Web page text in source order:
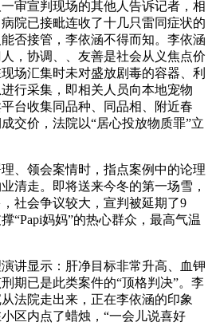
审宣判现场的其他人告诉记者，相
院已接毗连收了十几只雷同症状的
否接管，李依涵不得而知。李依涵
，协调、、友善是社会从义焦点价
场汇集时未对盛放剧毒的容器、利
行采集，即相关人员向本地宠物
台收集同品种、同品相、附近春
交价，法院以“居心投放物质罪”立
领会案情时，指点案例中的论理
清走。即将送来今冬的第一场雪，
社会争议较大，宣判被延期了9
“Papi妈妈”的热心群众，最高气温
显示：肝净目标非常升高、血钾
期已是此类案件的“顶格判决”。李
法院走出来，正在李依涵的印象
区内点了蜡烛，“一会儿说喜好